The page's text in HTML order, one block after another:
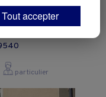
particulier
techniquesseront
sur "Tout accepter",
et les modifier à tout
Tout accepter